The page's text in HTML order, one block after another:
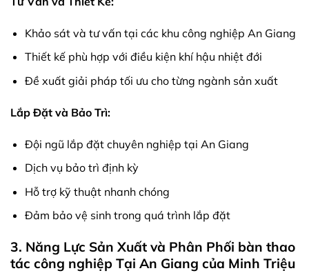
Khảo sát và tư vấn tại các khu công nghiệp An Giang
Thiết kế phù hợp với điều kiện khí hậu nhiệt đới
Đề xuất giải pháp tối ưu cho từng ngành sản xuất
Lắp Đặt và Bảo Trì:
Đội ngũ lắp đặt chuyên nghiệp tại An Giang
Dịch vụ bảo trì định kỳ
Hỗ trợ kỹ thuật nhanh chóng
Đảm bảo vệ sinh trong quá trình lắp đặt
3. Năng Lực Sản Xuất và Phân Phối bàn thao
tác công nghiệp Tại An Giang của Minh Triệu